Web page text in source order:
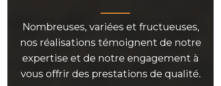
Nombreuses, variées et fructueuses,
nos réalisations témoignent de notre
expertise et de notre engagement à
vous offrir des prestations de qualité.